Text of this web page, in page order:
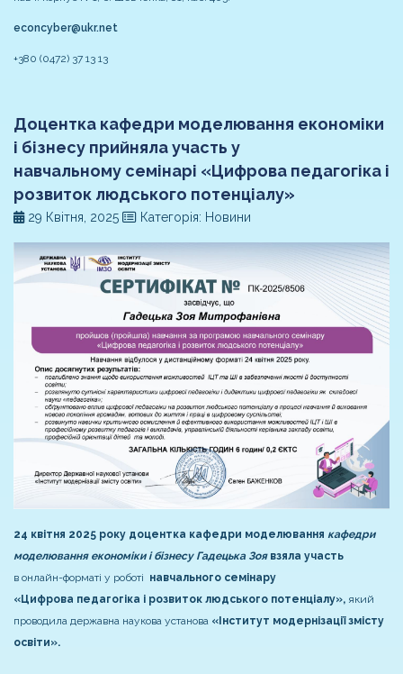
econcyber@ukr.net
+380 (0472) 37 13 13
Доцентка кафедри моделювання економіки
і бізнесу прийняла участь у
навчальному семінарі «Цифрова педагогіка і
розвиток людського потенціалу»
29 Квітня, 2025 Категорія: Новини
24 квітня 2025 року доцентка кафедри моделювання кафедри
моделювання економіки і бізнесу Гадецька Зоя взяла участь
в онлайн-форматі у роботі навчального семінару
«Цифрова педагогіка і розвиток людського потенціалу», який
проводила державна наукова установа «Інститут модернізації змісту
освіти».